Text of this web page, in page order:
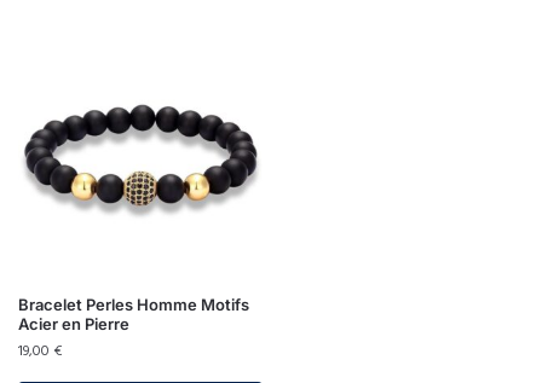
Bracelet Perles Homme Motifs
Acier en Pierre
19,00 €